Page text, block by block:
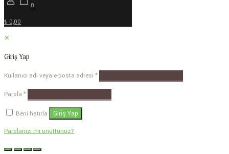
0
₺ 0,00
✕
Giriş Yap
Kullanıcı adı veya e-posta adresi *
Parola *
Beni hatırla Giriş Yap
Parolanızı mı unuttunuz?